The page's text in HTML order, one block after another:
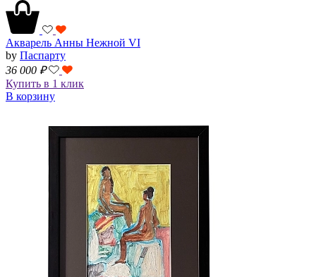
Акварель Анны Нежной VI
by Паспарту
36 000 ₽
Купить в 1 клик
В корзину